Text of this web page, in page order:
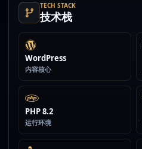
TECH STACK
技术栈
WordPress
内容核心
PHP 8.2
运行环境